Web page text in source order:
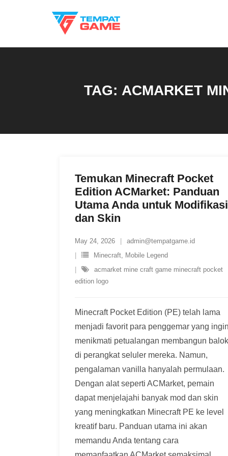
TAG: ACMARKET
Temukan Minecraft Pocket
Edition ACMarket: Panduan
Utama Anda untuk Modifikasi
dan Skin
May 24, 2026
admin@tempatgame.id
Minecraft, Mobile Legend
acmarket mine craft game minecraft pocket
edition logo
Minecraft Pocket Edition (PE) telah lama
menjadi favorit para penggemar yang ingin
menikmati petualangan membangun balok
di perangkat seluler mereka. Namun,
pengalaman vanilla hanyalah permulaan.
Dengan alat seperti ACMarket, pemain
dapat menjelajahi banyak mod dan skin
yang meningkatkan Minecraft PE ke level
kreatif baru. Panduan utama ini akan
memandu Anda tentang cara